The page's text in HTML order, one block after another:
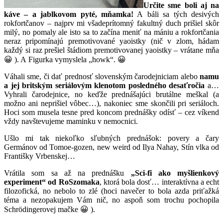
Určite sme boli aj na
káve – a jablkovom pyté, mňamka! A báli sa tých desivých
rokfortčanov – najprv mi všadeprítomný fakultný duch prišiel skôr
milý, no pomaly ale isto sa to začína meniť na mániu a rokfortčania
neraz pripomínajú premotivované yaoistky (nič v zlom, hádam
každý si raz prešiel štádiom premotivovanej yaoistky – vrátane mňa
😀 ). A Figurka vymyslela „howk“. 😀
Váhali sme, či dať prednosť slovenským čarodejniciam alebo namu
a jej britským seriálovým klenotom posledného desaťročia a…
Vyhrali čarodejnice, no keďže prednášajúci brutálne meškal (a
možno ani neprišiel vôbec…), nakoniec sme skončili pri seriáloch.
Hoci som musela tesne pred koncom prednášky odísť – cez víkend
vždy navštevujeme maminku v nemocnici.
Ušlo mi tak niekoľko sľubných prednášok: povery a čary
Germánov od Tomoe-gozen, new weird od Ilya Nahay, Stín vlka od
Františky Vrbenskej…
Vrátila som sa až na prednášku „Sci-fi ako myšlienkový
experiment“ od RoSzomaka, ktorá bola dosť… interaktívna a echt
filozofická, no nebolo to zlé (hoci navečer to bola azda priťažká
téma a nezopakujem Vám nič, no aspoň som trochu pochopila
Schrödingerovej mačke 😀 ).